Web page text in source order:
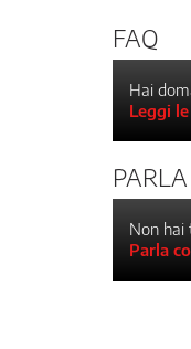
FAQ
Hai
Leggi
Non hai
Parla